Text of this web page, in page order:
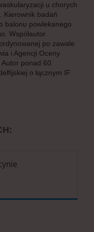
u chorych
Kierownik badań
balonu powlekanego
Współautor
po zawale
i Agencji Oceny
ponad 60
o łącznym IF